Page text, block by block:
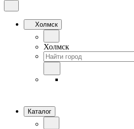
Холмск
Холмск
Каталог